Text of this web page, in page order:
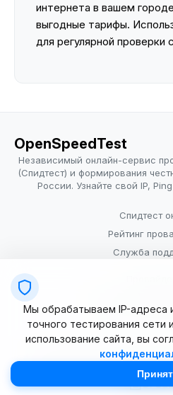
интернета в вашем
выгодные тарифы.
для регулярной проверки
OpenSpeedTest
Независимый онлайн-сервис
(Спидтест) и формирования
России. Узнайте свой IP,
Спидтест
Рейтинг
Служба
Условия
© 2025–2026 OpenSpeedTest (ИП
Мы обрабатываем IP-адреса
точного тестирования сети
использование сайта, вы